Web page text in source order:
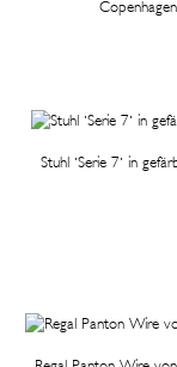
Copenhagen
Stuhl 'Serie 7' in